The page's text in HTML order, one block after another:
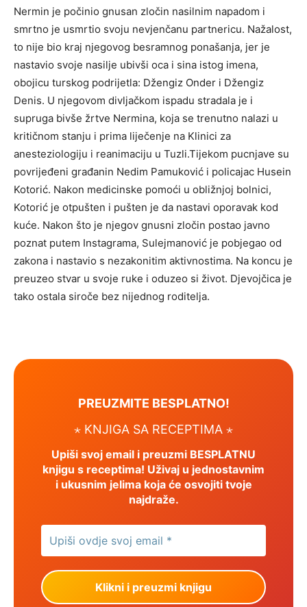
Nermin je počinio gnusan zločin nasilnim napadom i
smrtno je usmrtio svoju nevjenčanu partnericu. Nažalost,
to nije bio kraj njegovog besramnog ponašanja, jer je
nastavio svoje nasilje ubivši oca i sina istog imena,
obojicu turskog podrijetla: Džengiz Onder i Džengiz
Denis. U njegovom divljačkom ispadu stradala je i
supruga bivše žrtve Nermina, koja se trenutno nalazi u
kritičnom stanju i prima liječenje na Klinici za
anesteziologiju i reanimaciju u Tuzli.Tijekom pucnjave su
povrijeđeni građanin Nedim Pamuković i policajac Husein
Kotorić. Nakon medicinske pomoći u obližnjoj bolnici,
Kotorić je otpušten i pušten je da nastavi oporavak kod
kuće. Nakon što je njegov gnusni zločin postao javno
poznat putem Instagrama, Sulejmanović je pobjegao od
zakona i nastavio s nezakonitim aktivnostima. Na koncu je
preuzeo stvar u svoje ruke i oduzeo si život. Djevojčica je
tako ostala siroče bez nijednog roditelja.
PREUZMITE BESPLATNO!
⋆ KNJIGA SA RECEPTIMA ⋆
Upiši svoj email i preuzmi BESPLATNU
knjigu s receptima! Uživaj u jednostavnim
i ukusnim jelima koja će osvojiti tvoje
najdraže.